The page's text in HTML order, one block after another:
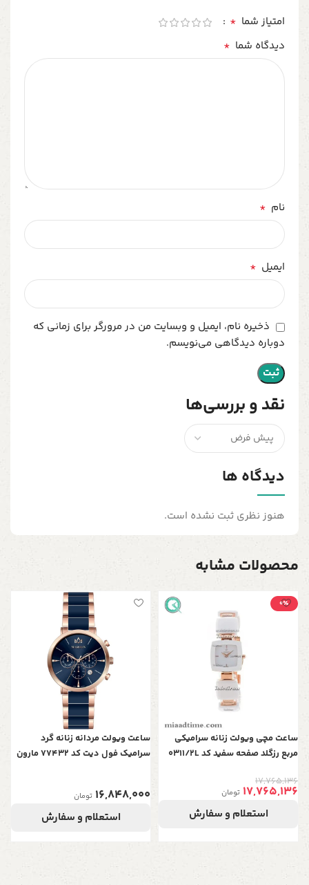
نقد و بررسی‌ها
دیدگاه ها
هنوز نظری ثبت نشده است.
امتیاز شما *
دیدگاه شما *
نام *
ایمیل *
ذخیره نام، ایمیل و وبسایت من در مرورگر برای زمانی که
دوباره دیدگاهی می‌نویسم.
محصولات مشابه
0٪
ساعت مچی ویولت زنانه سرامیکی
مربع رزگلد صفحه سفید کد 0311/2L
17,765,136
17,765,136 تومان
استعلام و سفارش
ساعت ویولت مردانه زنانه گرد
سرامیک فول دیت کد 77432 مارون
16,848,000 تومان
استعلام و سفارش